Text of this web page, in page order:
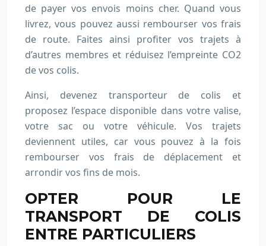
de payer vos envois moins cher. Quand vous
livrez, vous pouvez aussi rembourser vos frais
de route. Faites ainsi profiter vos trajets à
d’autres membres et réduisez l’empreinte CO2
de vos colis.
Ainsi, devenez transporteur de colis et
proposez l’espace disponible dans votre valise,
votre sac ou votre véhicule. Vos trajets
deviennent utiles, car vous pouvez à la fois
rembourser vos frais de déplacement et
arrondir vos fins de mois.
OPTER POUR LE
TRANSPORT DE COLIS
ENTRE PARTICULIERS